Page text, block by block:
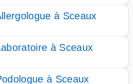
à Sceaux
à Sceaux
à Sceaux